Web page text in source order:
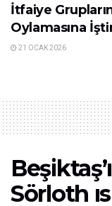
İtfaiye
Oylamasına
21 OCAK 2026
Sörloth